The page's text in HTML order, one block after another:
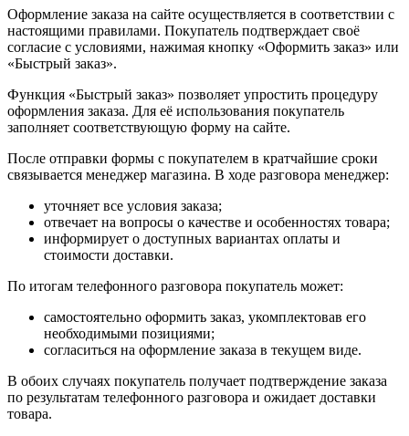
Оформление заказа на сайте осуществляется в соответствии с
настоящими правилами. Покупатель подтверждает своё
согласие с условиями, нажимая кнопку «Оформить заказ» или
«Быстрый заказ».
Функция «Быстрый заказ» позволяет упростить процедуру
оформления заказа. Для её использования покупатель
заполняет соответствующую форму на сайте.
После отправки формы с покупателем в кратчайшие сроки
связывается менеджер магазина. В ходе разговора менеджер:
уточняет все условия заказа;
отвечает на вопросы о качестве и особенностях товара;
информирует о доступных вариантах оплаты и
стоимости доставки.
По итогам телефонного разговора покупатель может:
самостоятельно оформить заказ, укомплектовав его
необходимыми позициями;
согласиться на оформление заказа в текущем виде.
В обоих случаях покупатель получает подтверждение заказа
по результатам телефонного разговора и ожидает доставки
товара.